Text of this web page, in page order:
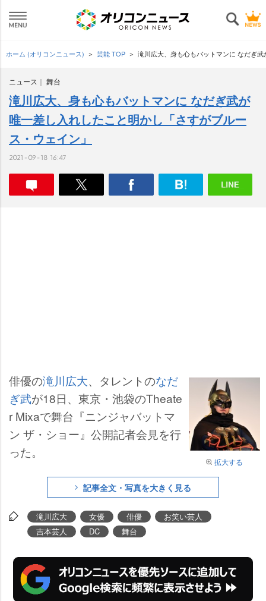
ホーム (オリコンニュース) 芸能 TOP 滝川広大、身も心もバットマンに なだぎ
ニュース 舞台
滝川広大、身も心もバットマンに なだぎ武が
唯一差し入れしたこと明かし「さすがブルー
ス・ウェイン」
2021-09-18 16:47
拡大する
俳優の滝川広大、タレントのなだ
ぎ武が18日、東京・池袋のTheate
r Mixaで舞台『ニンジャバットマ
ン ザ・ショー』公開記者会見を行
った。
記事全文・写真を大きく見る
滝川広大 女優 俳優
お笑い芸人
吉本芸人
DC 舞台